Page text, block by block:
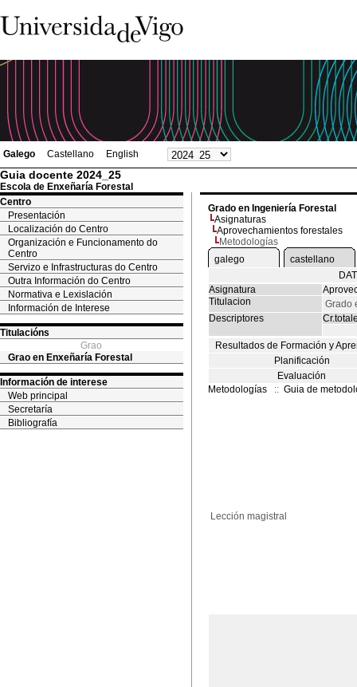
Galego Castellano English
Guia docente 2024_25
Escola de Enxeñaría Forestal
Centro
Presentación
Localización do Centro
Organización e Funcionamento do
Centro
Servizo e Infrastructuras do Centro
Outra Información do Centro
Normativa e Lexislación
Información de Interese
Titulacións
Grao
Grao en Enxeñaría Forestal
Información de interese
Web principal
Secretaría
Bibliografía
Grado en Ingeniería Forestal
Asignaturas
Aprovechamientos forestales
Metodologías
galego
castellano
Asignatura
Titulacion
Grado
Descriptores
Resultados de Formación y
Planificación
Evaluación
Metodologías
:: Guia de
Lección magistral